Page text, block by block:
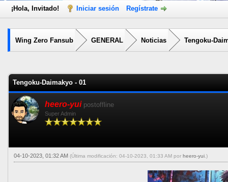
¡Hola, Invitado! Iniciar sesión Regístrate
Wing Zero Fansub GENERAL Noticias Tengoku-
Tengoku-Daimakyo - 01
heero-yui postoffline
Super Admin
04-10-2023, 01:32 AM (Última modificación: 04-10-2023, 01:33 AM por heero-yui .)